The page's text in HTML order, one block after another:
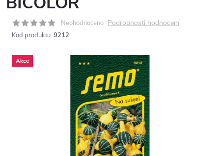
Neohodnoceno Podrobnosti hodnocení
Kód produktu: 9212
Akce